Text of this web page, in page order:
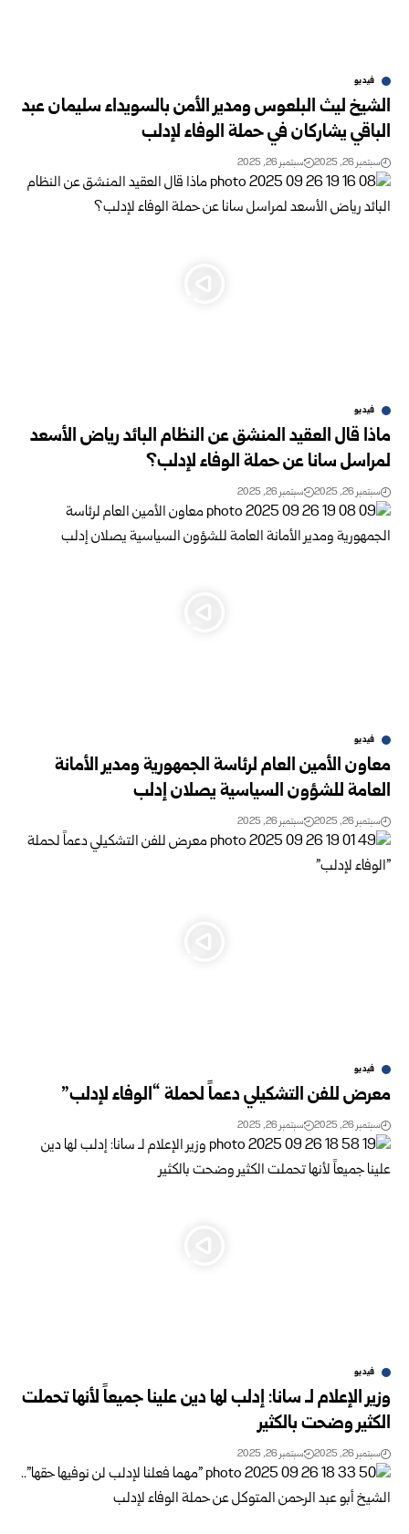
فيديو
الشيخ ليث البلعوس ومدير الأمن بالسويداء سليمان عبد
الباقي يشاركان في حملة الوفاء لإدلب
سبتمبر 26, 2025 سبتمبر 26, 2025
فيديو
ماذا قال العقيد المنشق عن النظام البائد رياض الأسعد
لمراسل سانا عن حملة الوفاء لإدلب؟
سبتمبر 26, 2025 سبتمبر 26, 2025
فيديو
معاون الأمين العام لرئاسة الجمهورية ومدير الأمانة
العامة للشؤون السياسية يصلان إدلب
سبتمبر 26, 2025 سبتمبر 26, 2025
فيديو
معرض للفن التشكيلي دعماً لحملة “الوفاء لإدلب”
سبتمبر 26, 2025 سبتمبر 26, 2025
فيديو
وزير الإعلام لـ سانا: إدلب لها دين علينا جميعاً لأنها تحملت
الكثير وضحت بالكثير
سبتمبر 26, 2025 سبتمبر 26, 2025